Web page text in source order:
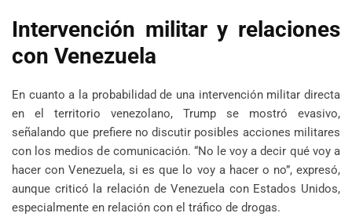
Intervención militar y relaciones
con Venezuela
En cuanto a la probabilidad de una intervención militar directa
en el territorio venezolano, Trump se mostró evasivo,
señalando que prefiere no discutir posibles acciones militares
con los medios de comunicación. “No le voy a decir qué voy a
hacer con Venezuela, si es que lo voy a hacer o no”, expresó,
aunque criticó la relación de Venezuela con Estados Unidos,
especialmente en relación con el tráfico de drogas.